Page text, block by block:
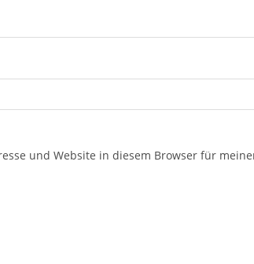
und Website in diesem Browser für